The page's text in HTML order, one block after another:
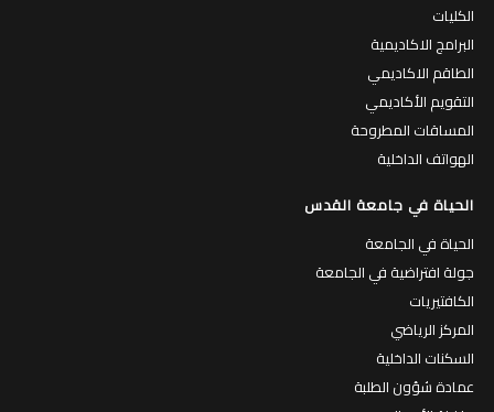
الكليات
البرامج الاكاديمية
الطاقم الاكاديمي
التقويم الأكاديمي
المساقات المطروحة
الهواتف الداخلية
الحياة في جامعة القدس
الحياة في الجامعة
جولة افتراضية في الجامعة
الكافتيريات
المركز الرياضي
السكنات الداخلية
عمادة شؤون الطلبة